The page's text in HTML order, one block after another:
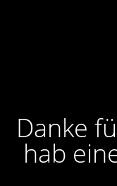
Danke
hab